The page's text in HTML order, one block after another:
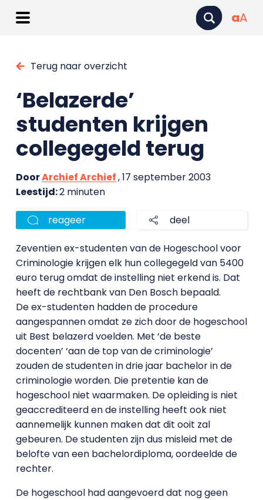
aA
Terug naar overzicht
‘Belazerde’
studenten krijgen
collegegeld terug
DoorArchief Archief, 17 september 2003
Leestijd:2 minuten
reageer deel
Zeventien ex-studenten van de Hogeschool voor
Criminologie krijgen elk hun collegegeld van 5400
euro terug omdat de instelling niet erkend is. Dat
heeft de rechtbank van Den Bosch bepaald.
De ex-studenten hadden de procedure
aangespannen omdat ze zich door de hogeschool
uit Best belazerd voelden. Met ‘de beste
docenten’ ‘aan de top van de criminologie’
zouden de studenten in drie jaar bachelor in de
criminologie worden. Die pretentie kan de
hogeschool niet waarmaken. De opleiding is niet
geaccrediteerd en de instelling heeft ook niet
aannemelijk kunnen maken dat dit ooit zal
gebeuren. De studenten zijn dus misleid met de
belofte van een bachelordiploma, oordeelde de
rechter.
De hogeschool had aangevoerd dat nog geen